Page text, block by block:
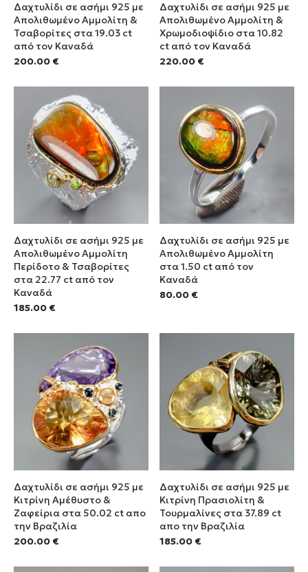
Δαχτυλίδι σε ασήμι 925 με
Απολιθωμένο Αμμολίτη &
Τσαβορίτες στα 19.03 ct
από τον Καναδά
200.00 €
Δαχτυλίδι σε ασήμι 925 με
Απολιθωμένο Αμμολίτη &
Χρωμοδιοψίδιο στα 10.82
ct από τον Καναδά
220.00 €
Δαχτυλίδι σε ασήμι 925 με
Απολιθωμένο Αμμολίτη
Περίδοτο & Τσαβορίτες
στα 22.77 ct από τον
Καναδά
185.00 €
Δαχτυλίδι σε ασήμι 925 με
Απολιθωμένο Αμμολίτη
στα 1.50 ct από τον
Καναδά
80.00 €
Δαχτυλίδι σε ασήμι 925 με
Κιτρίνη Αμέθυστο &
Ζαφείρια στα 50.02 ct απο
την Βραζιλία
200.00 €
Δαχτυλίδι σε ασήμι 925 με
Κιτρίνη Πρασιολίτη &
Τουρμαλίνες στα 37.89 ct
απο την Βραζιλία
185.00 €